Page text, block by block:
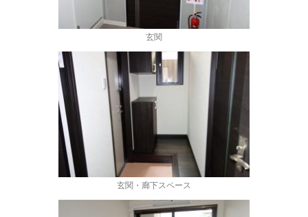
玄関
玄関・廊下スペース